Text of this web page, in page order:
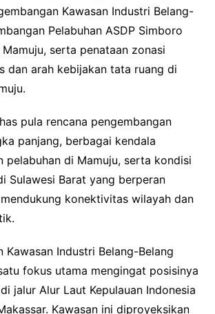
Kawasan Industri Belang-
Pelabuhan ASDP Simboro
serta penataan zonasi
dan arah kebijakan tata ruang di
pula rencana pengembangan
panjang, berbagai kendala
pelabuhan di Mamuju, serta kondisi
Sulawesi Barat yang berperan
konektivitas wilayah dan
Kawasan Industri Belang-Belang
fokus utama mengingat posisinya
jalur Alur Laut Kepulauan Indonesia
Kawasan ini diproyeksikan